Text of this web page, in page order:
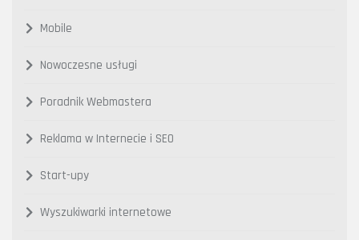
Mobile
Nowoczesne usługi
Poradnik Webmastera
Reklama w Internecie i SEO
Start-upy
Wyszukiwarki internetowe